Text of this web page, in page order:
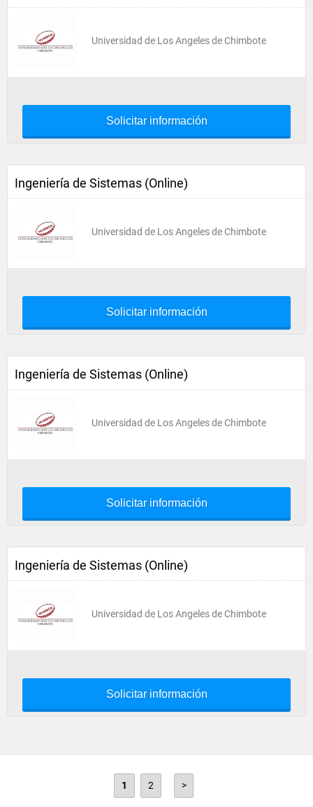
Universidad de Los Angeles de Chimbote
Solicitar información
Ingeniería de Sistemas (Online)
Universidad de Los Angeles de Chimbote
Solicitar información
Ingeniería de Sistemas (Online)
Universidad de Los Angeles de Chimbote
Solicitar información
Ingeniería de Sistemas (Online)
Universidad de Los Angeles de Chimbote
Solicitar información
1 2 >